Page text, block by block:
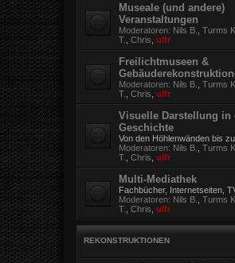
Museale (und andere)
Veranstaltungen
Moderatoren: Nils B. Turms
T.
Chris ulfr
Freilichtmuseen &
Moderatoren: Nils B. Turms
T.
Chris ulfr
Visuelle Darstellung in
Geschichte
Von den Höhlenwänden bis
Moderatoren: Nils B. Turms
T.
Chris ulfr
Multi-Mediathek
Fachbücher, Internetseiten,
Moderatoren: Nils B. Turms
T.
Chris ulfr
REKONSTRUKTIONEN